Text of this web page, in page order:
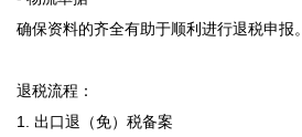
确保资料的齐全有助于顺利进行退税申报。
退税流程：
1. 出口退（免）税备案